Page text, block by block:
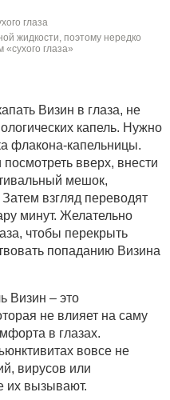
жидкости, поэтому нередко
глаза»
Визин в глаза, не
капель. Нужно
флакона-капельницы.
вверх, внести
мешок,
взгляд переводят
минут. Желательно
чтобы перекрыть
попаданию Визина
Визин – это
не влияет на саму
в глазах.
вовсе не
вирусов или
их вызывают.